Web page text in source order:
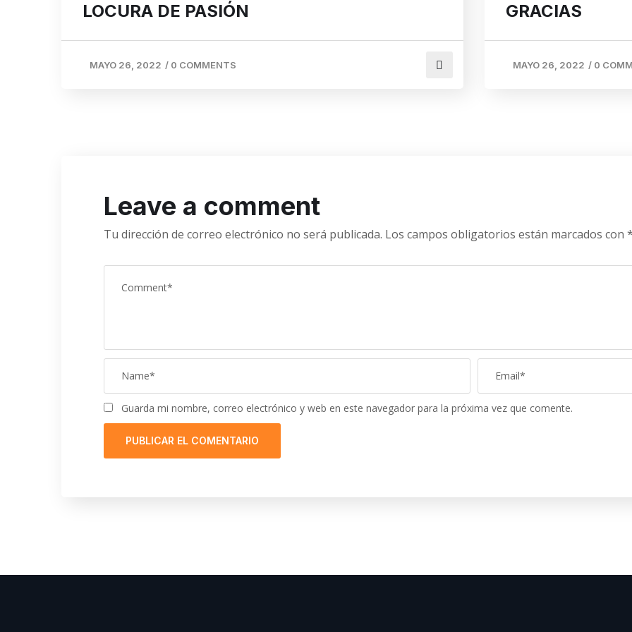
LOCURA DE PASIÓN
MAYO 26, 2022 / 0 COMMENTS
GRACIAS
MAYO 26, 2022 / 0
Leave a comment
Tu dirección de correo electrónico no será publicada. Los campos obligatorios están marcados con *
Guarda mi nombre, correo electrónico y web en este navegador para la próxima vez que comente.